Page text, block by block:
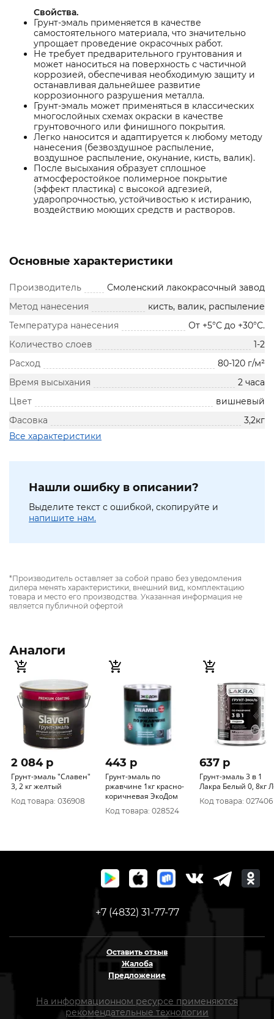
Свойства.
Грунт-эмаль применяется в качестве
самостоятельного материала, что значительно
упрощает проведение окрасочных работ.
Не требует предварительного грунтования и
может наноситься на поверхность с частичной
коррозией, обеспечивая необходимую защиту и
останавливая дальнейшее развитие
коррозионного разрушения металла.
Грунт-эмаль может применяться в классических
многослойных схемах окраски в качестве
грунтовочного или финишного покрытия.
Легко наносится и адаптируется к любому методу
нанесения (безвоздушное распыление,
воздушное распыление, окунание, кисть, валик).
После высыхания образует сплошное
атмосферостойкое полимерное покрытие
(эффект пластика) с высокой адгезией,
ударопрочностью, устойчивостью к истиранию,
воздействию моющих средств и растворов.
Основные характеристики
Производитель
Смоленский лакокрасочный завод
Метод нанесения
кисть, валик, распыление
Температура нанесения
От +5°С до +30°С.
Количество слоев
1-2
Расход
80-120 г/м²
Время высыхания
2 часа
Цвет
вишневый
Фасовка
3,2кг
Все характеристики
Нашли ошибку в описании?
Выделите текст с ошибкой, скопируйте и
напишите нам.
*Производитель оставляет за собой право без уведомления
дилера менять характеристики, внешний вид, комплектацию
товара и место его производства. Указанная информация не
является публичной офертой
Аналоги
2 084 p
Грунт-эмаль "Славен"
3, 2 кг желтый
Код товара: 036908
443 p
Грунт-эмаль по
ржавчине 1кг красно-
коричневая ЭкоДом
Код товара: 028524
637 p
Грунт-эмаль 3 в 1
Лакра Белый 0, 8кг
Код товара: 027406
+7 (4832) 31-77-77
Оставить отзыв
Жалоба
Предложение
На информационном ресурсе применяются
рекомендательные технологии